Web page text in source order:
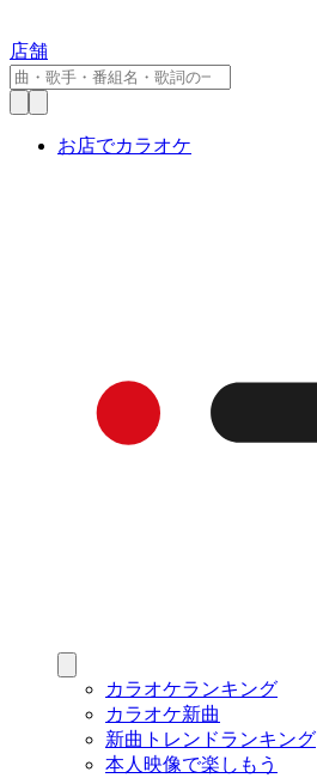
店舗
お店でカラオケ
カラオケランキング
カラオケ新曲
新曲トレンドランキング
本人映像で楽しもう